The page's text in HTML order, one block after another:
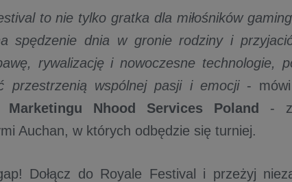
to nie tylko gratka dla miłośników
spędzenie dnia w gronie rodziny i
rywalizację i nowoczesne technologie,
przestrzenią wspólnej pasji i emocji- mówi
Marketingu Nhood Services Poland -
Auchan, w których odbędzie się turniej.
Dołącz do Royale Festival i przeżyj